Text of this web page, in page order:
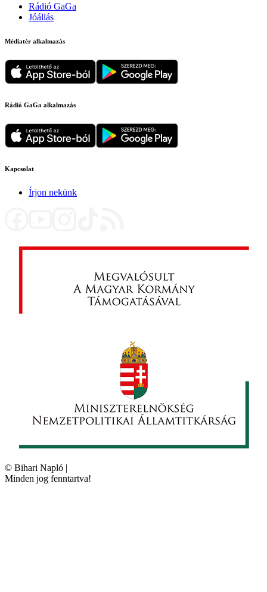
Rádió GaGa
Jóállás
Médiatér alkalmazás
Rádió GaGa alkalmazás
Kapcsolat
Írjon nekünk
© Bihari Napló |
Minden jog fenntartva!